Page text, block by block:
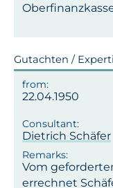
Gutachten /
22.04.1950
Dietrich Schäfer
Vom
errechnet